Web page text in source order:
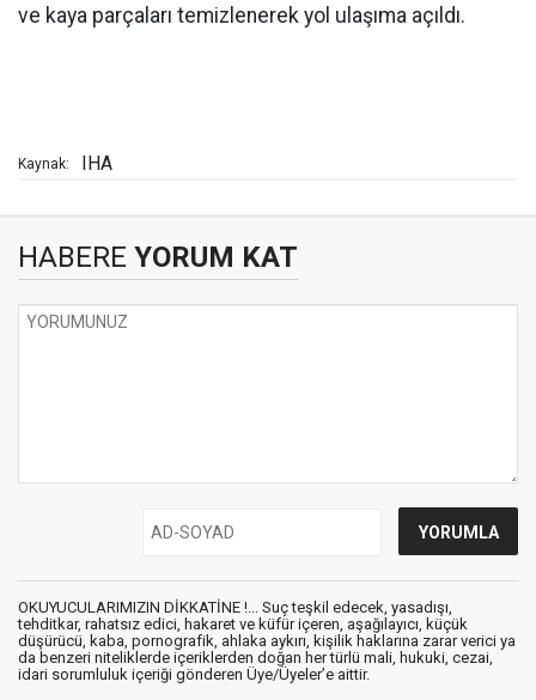
ve kaya parçaları temizlenerek yol ulaşıma açıldı.
Kaynak: IHA
HABERE YORUM KAT
OKUYUCULARIMIZIN DİKKATİNE !... Suç teşkil edecek, yasadışı,
tehditkar, rahatsız edici, hakaret ve küfür içeren, aşağılayıcı, küçük
düşürücü, kaba, pornografik, ahlaka aykırı, kişilik haklarına zarar verici ya
da benzeri niteliklerde içeriklerden doğan her türlü mali, hukuki, cezai,
idari sorumluluk içeriği gönderen Üye/Üyeler’e aittir.